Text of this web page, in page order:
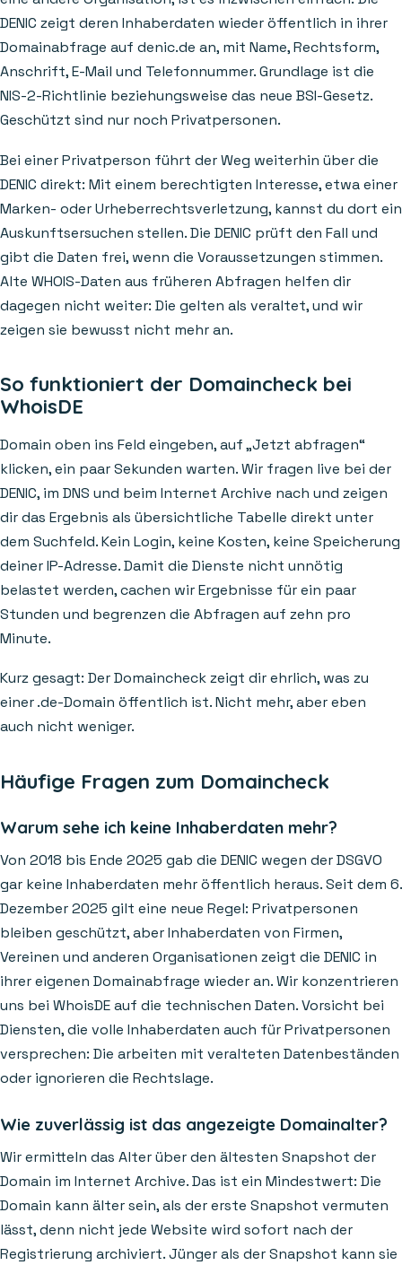
DENIC zeigt deren Inhaberdaten wieder öffentlich in ihrer
Domainabfrage auf denic.de an, mit Name, Rechtsform,
Anschrift, E-Mail und Telefonnummer. Grundlage ist die
NIS-2-Richtlinie beziehungsweise das neue BSI-Gesetz.
Geschützt sind nur noch Privatpersonen.
Bei einer Privatperson führt der Weg weiterhin über die
DENIC direkt: Mit einem berechtigten Interesse, etwa einer
Marken- oder Urheberrechtsverletzung, kannst du dort ein
Auskunftsersuchen stellen. Die DENIC prüft den Fall und
gibt die Daten frei, wenn die Voraussetzungen stimmen.
Alte WHOIS-Daten aus früheren Abfragen helfen dir
dagegen nicht weiter: Die gelten als veraltet, und wir
zeigen sie bewusst nicht mehr an.
So funktioniert der Domaincheck bei
WhoisDE
Domain oben ins Feld eingeben, auf „Jetzt abfragen“
klicken, ein paar Sekunden warten. Wir fragen live bei der
DENIC, im DNS und beim Internet Archive nach und zeigen
dir das Ergebnis als übersichtliche Tabelle direkt unter
dem Suchfeld. Kein Login, keine Kosten, keine Speicherung
deiner IP-Adresse. Damit die Dienste nicht unnötig
belastet werden, cachen wir Ergebnisse für ein paar
Stunden und begrenzen die Abfragen auf zehn pro
Minute.
Kurz gesagt: Der Domaincheck zeigt dir ehrlich, was zu
einer .de-Domain öffentlich ist. Nicht mehr, aber eben
auch nicht weniger.
Häufige Fragen zum Domaincheck
Warum sehe ich keine Inhaberdaten mehr?
Von 2018 bis Ende 2025 gab die DENIC wegen der DSGVO
gar keine Inhaberdaten mehr öffentlich heraus. Seit dem 6.
Dezember 2025 gilt eine neue Regel: Privatpersonen
bleiben geschützt, aber Inhaberdaten von Firmen,
Vereinen und anderen Organisationen zeigt die DENIC in
ihrer eigenen Domainabfrage wieder an. Wir konzentrieren
uns bei WhoisDE auf die technischen Daten. Vorsicht bei
Diensten, die volle Inhaberdaten auch für Privatpersonen
versprechen: Die arbeiten mit veralteten Datenbeständen
oder ignorieren die Rechtslage.
Wie zuverlässig ist das angezeigte Domainalter?
Wir ermitteln das Alter über den ältesten Snapshot der
Domain im Internet Archive. Das ist ein Mindestwert: Die
Domain kann älter sein, als der erste Snapshot vermuten
lässt, denn nicht jede Website wird sofort nach der
Registrierung archiviert. Jünger als der Snapshot kann sie